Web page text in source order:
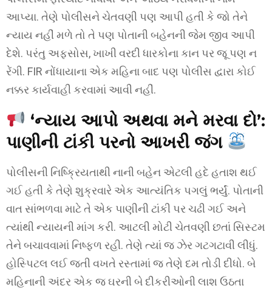
આપ્યા. તેણે પોલીસને ચેતવણી પણ આપી હતી કે જો તેને
ન્યાય નહીં મળે તો તે પણ પોતાની બહેનની જેમ જીવ આપી
દેશે. પરંતુ અફસોસ, ખાખી વરદી ધારકોના કાન પર જૂ પણ ન
રેંગી. FIR નોંધાયાના એક મહિના બાદ પણ પોલીસ દ્વારા કોઈ
નક્કર કાર્યવાહી કરવામાં આવી નહીં.
‘ન્યાય આપો અથવા મને મરવા દો’:
પાણીની ટાંકી પરનો આખરી જંગ
પોલીસની નિષ્ક્રિયતાથી નાની બહેન એટલી હદે હતાશ થઈ
ગઈ હતી કે તેણે શુક્રવારે એક આત્યંતિક પગલું ભર્યું. પોતાની
વાત સાંભળવા માટે તે એક પાણીની ટાંકી પર ચઢી ગઈ અને
ત્યાંથી ન્યાયની માંગ કરી. આટલી મોટી ચેતવણી છતાં સિસ્ટમ
તેને બચાવવામાં નિષ્ફળ રહી. તેણે ત્યાં જ ઝેર ગટગટાવી લીધું.
હોસ્પિટલ લઈ જતી વખતે રસ્તામાં જ તેણે દમ તોડી દીધો. બે
મહિનાની અંદર એક જ ઘરની બે દીકરીઓની લાશ ઉઠતા